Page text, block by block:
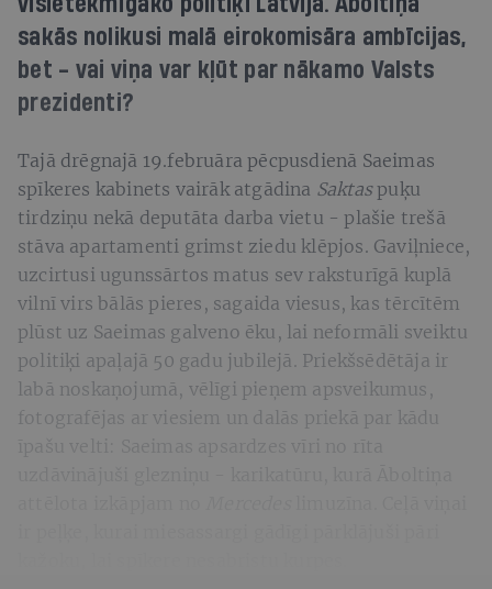
sakās nolikusi malā eirokomisāra ambīcijas,
bet - vai viņa var kļūt par nākamo Valsts
prezidenti?
Tajā drēgnajā 19.februāra pēcpusdienā Saeimas
spīkeres kabinets vairāk atgādina Saktaspuķu
tirdziņu nekā deputāta darba vietu - plašie trešā
stāva apartamenti grimst ziedu klēpjos. Gaviļniece,
uzcirtusi ugunssārtos matus sev raksturīgā kuplā
vilnī virs bālās pieres, sagaida viesus, kas tērcītēm
plūst uz Saeimas galveno ēku, lai neformāli sveiktu
politiķi apaļajā 50 gadu jubilejā. Priekšsēdētāja ir
labā noskaņojumā, vēlīgi pieņem apsveikumus,
fotografējas ar viesiem un dalās priekā par kādu